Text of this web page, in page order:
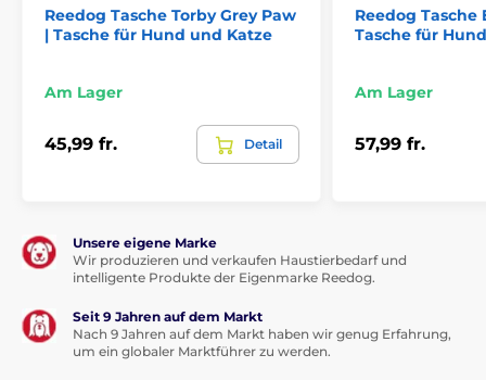
Luxuriöses Design
Keine
Tasche für Hunde Eko Black
Reedog Tasche Torby Grey Paw
| Tasche für Hund und Katze
Am Lager
45,99 fr. Detail
Reedog Tasche
Tasche für
Am Lager
57,99 fr.
Unsere eigene Marke
Wir produzieren und verkaufen Haustierbedarf und
intelligente Produkte der Eigenmarke Reedog.
Seit 9 Jahren auf dem Markt
Nach 9 Jahren auf dem Markt haben wir genug Erfahrung,
um ein globaler Marktführer zu werden.